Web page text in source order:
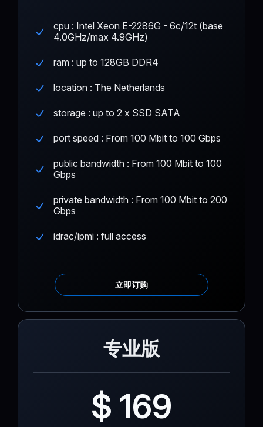
cpu : Intel Xeon E-2286G - 6c/12t (base
4.0GHz/max 4.9GHz)
ram : up to 128GB DDR4
location : The Netherlands
storage : up to 2 x SSD SATA
port speed : From 100 Mbit to 100 Gbps
public bandwidth : From 100 Mbit to 100
Gbps
private bandwidth : From 100 Mbit to 200
Gbps
idrac/ipmi : full access
立即订购
专业版
$ 169